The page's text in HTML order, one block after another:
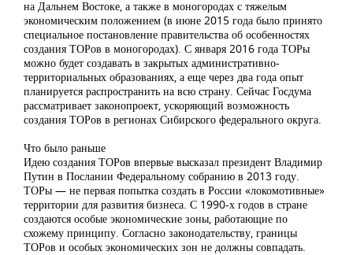
на Дальнем Востоке, а также в моногородах с тяжелым
экономическим положением (в июне 2015 года было принято
специальное постановление правительства об особенностях
создания ТОРов в моногородах). С января 2016 года ТОРы
можно будет создавать в закрытых административно-
территориальных образованиях, а еще через два года опыт
планируется распространить на всю страну. Сейчас Госдума
рассматривает законопроект, ускоряющий возможность
создания ТОРов в регионах Сибирского федерального округа.
Что было раньше
Идею создания ТОРов впервые высказал президент Владимир
Путин в Послании Федеральному собранию в 2013 году.
ТОРы — не первая попытка создать в России «локомотивные»
территории для развития бизнеса. С 1990-х годов в стране
создаются особые экономические зоны, работающие по
схожему принципу. Согласно законодательству, границы
ТОРов и особых экономических зон не должны совпадать.